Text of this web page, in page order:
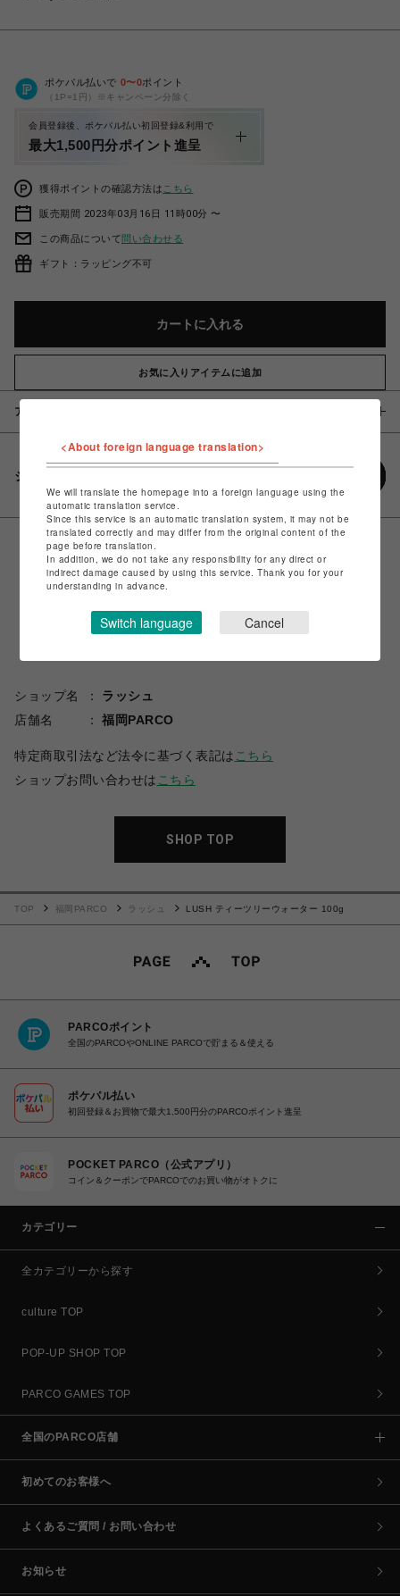
ポケパル払いで 0〜0ポイント
（1P=1円）※キャンペーン分除く
会員登録後、ポケパル払い初回登録&利用で
最大1,500円分ポイント進呈
獲得ポイントの確認方法は こちら
販売期間 2023年03月16日 11時00分 〜
この商品について問い合わせる
ギフト：ラッピング不可
カートに入れる
お気に入りアイテムに追加
アイテム説明 / 素材
シェアする
ショップ名
ラッシュ
店舗名
福岡PARCO
特定商取引法など法令に基づく表記は こちら
ショップお問い合わせは こちら
SHOP TOP
TOP 福岡PARCO ラッシュ LUSH ティーツリーウォーター 100g
PARCOポイント
全国のPARCOやONLINE PARCOで貯まる＆使える
ポケパル払い
初回登録＆お買物で最大1,500円分のPARCOポイント進呈
POCKET PARCO（公式アプリ）
コイン＆クーポンでPARCOでのお買い物がオトクに
カテゴリー
全カテゴリーから探す
culture TOP
POP-UP SHOP TOP
PARCO GAMES TOP
全国のPARCO店舗
初めてのお客様へ
よくあるご質問 / お問い合わせ
お知らせ
<About foreign language translation>
We will translate the homepage into a foreign language using the
automatic translation service.
Since this service is an automatic translation system, it may not be
translated correctly and may differ from the original content of the
page before translation.
In addition, we do not take any responsibility for any direct or
indirect damage caused by using this service. Thank you for your
understanding in advance.
Switch language Cancel